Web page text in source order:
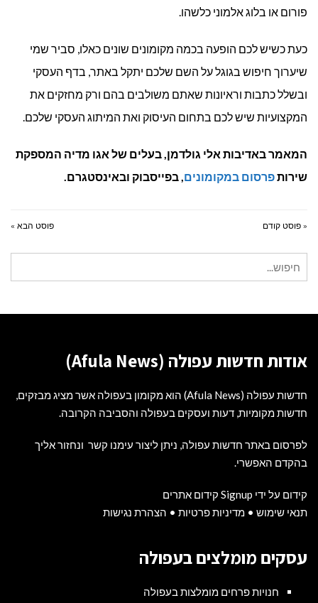
פורום או בלוג אלמוני כלשהו.
כעת כשיש לכם הופעה בכמה מקומונים שונים כאלו, סביר שמי
שיערוך חיפוש בגוגל על השם שלכם יתקל באתר, בדף העסקי
ובשלל כתבות וראיונות שאתם משולבים בהם ורק מחזקים את
המקצועיות שיש לכם בתחום העיסוק ואת המיתוג העסקי שלכם.
המאמר באדיבות אלי גולדמן, בעלים של אגו מדיה המספקת
שירותפרסום במקומונים, בפייסבוק ובאינסטגרם.
« פוסט קודם פוסט הבא »
עבור:
אודות חדשות עפולה (Afula News)
חדשות עפולה (Afula News) הוא מקומון בעפולה אשר מציג מבזקים,
חדשות מקומיות, דעות ועסקים בעפולה והסביבה הקרובה.
לפרסום באתר חדשות עפולה, ניתן ליצור עימנו קשר ונחזור אליך
בהקדם האפשרי.
קידום על ידי Signup קידום אתרים
תנאי שימוש • מדיניות פרטיות • הצהרת נגישות
עסקים מומלצים בעפולה
חנויות פרחים מומלצות בעפולה